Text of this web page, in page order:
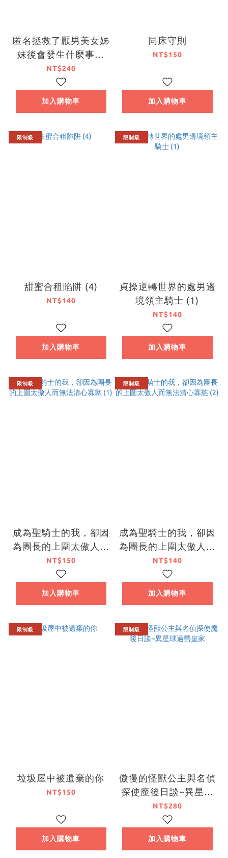
匿名拯救了厭男美女姊
妹後會發生什麼事？
(3)
NT$240
加入購物車
同床守則
NT$150
加入購物車
限制級
甜蜜合租陷阱 (4)
NT$140
加入購物車
限制級
貞操逆轉世界的處男邊
境領主騎士 (1)
NT$140
加入購物車
限制級
成為聖騎士的我，卻因
為團長的上圍太傲人而
無法清心寡慾 (1)
NT$150
加入購物車
限制級
成為聖騎士的我，卻因
為團長的上圍太傲人而
無法清心寡慾 (2)
NT$140
加入購物車
限制級
垃圾屋中被遺棄的你
NT$150
加入購物車
限制級
傲慢的怪獸公主與名偵
探使魔後日談~異星球
過勞皇家
NT$280
加入購物車